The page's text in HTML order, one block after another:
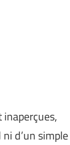
inaperçues,
d’un simple